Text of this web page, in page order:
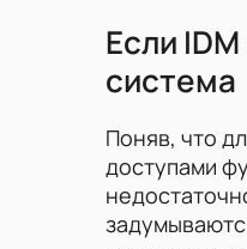
Если
система
Поняв, что
доступами